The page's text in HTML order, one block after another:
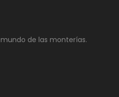
de las monterías.